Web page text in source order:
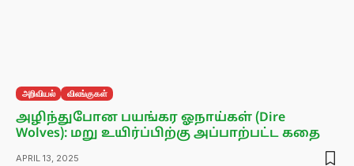
அறிவியல் விலங்குகள்
அழிந்துபோன பயங்கர ஓநாய்கள் (Dire
Wolves): மறு உயிர்ப்பிற்கு அப்பாற்பட்ட கதை
APRIL 13, 2025